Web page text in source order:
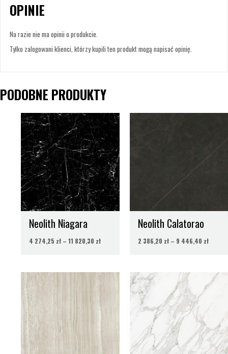
OPINIE
Na razie nie ma opinii o produkcie.
Tylko zalogowani klienci, którzy kupili ten produkt mogą napisać opinię.
PODOBNE PRODUKTY
Neolith Niagara
4 274,25 zł – 11 820,30 zł
Zakres
cen:
od
4
274,25 zł
do
11
820,30 zł
Neolith Calatorao
2 386,20 zł – 9 446,40 zł
Zakres
do
Zakres
cen:
603,91 zł
do
cen: